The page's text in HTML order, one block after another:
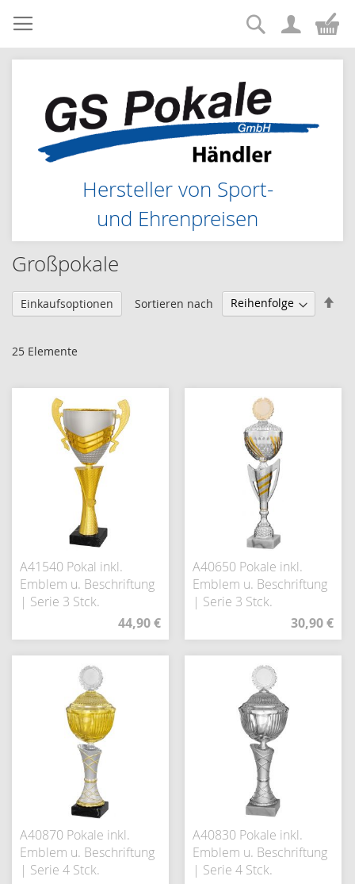
Zum
Inhalt
springen
Hersteller von Sport-
und Ehrenpreisen
Suche
Großpokale
Einkaufsoptionen
25 Elemente
Sortieren nach
A41540 Pokal inkl.
Emblem u. Beschriftung
| Serie 3 Stck.
44,90 €
A40650 Pokale inkl.
Emblem u. Beschriftung
| Serie 3 Stck.
30,90 €
A40870 Pokale inkl.
Emblem u. Beschriftung
| Serie 4 Stck.
A40830 Pokale inkl.
Emblem u. Beschriftung
| Serie 4 Stck.